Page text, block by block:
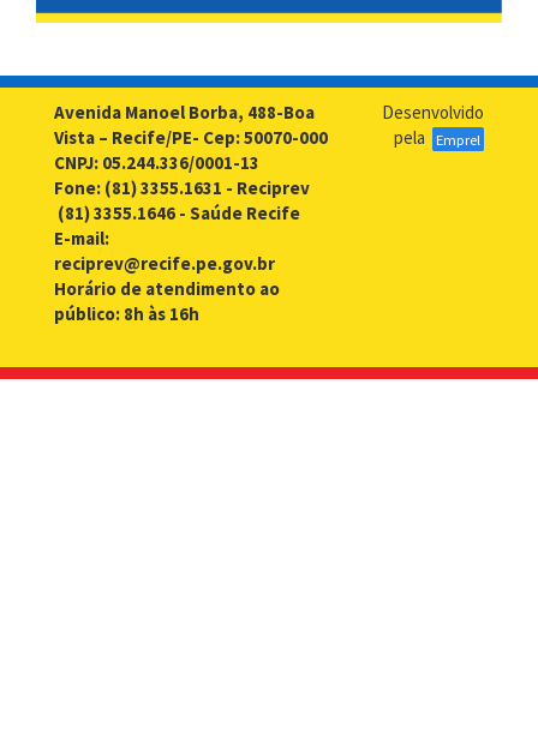
Avenida Manoel Borba, 488-Boa
Vista – Recife/PE- Cep: 50070-000
CNPJ: 05.244.336/0001-13
Fone: (81) 3355.1631 - Reciprev
(81) 3355.1646 - Saúde Recife
E-mail:
reciprev@recife.pe.gov.br
Horário de atendimento ao
público: 8h às 16h
Desenvolvido
pela
Emprel